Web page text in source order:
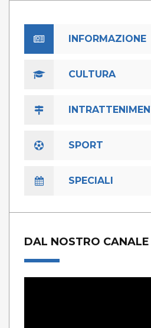
INFORMAZIONE
CULTURA
SPORT
SPECIALI
DAL NOSTRO